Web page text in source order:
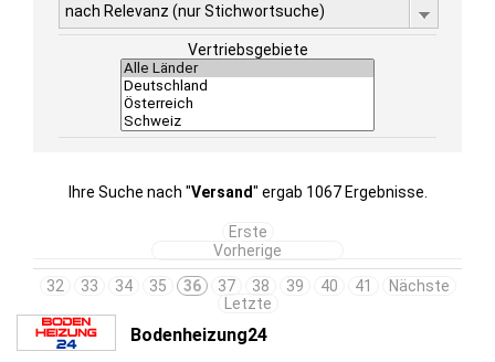
nach Relevanz (nur Stichwortsuche)
Vertriebsgebiete
Ihre Suche nach "Versand" ergab 1067 Ergebnisse.
Erste
Vorherige
32
33 34 35 36 37 38 39 40 41
Nächste
Letzte
Bodenheizung24